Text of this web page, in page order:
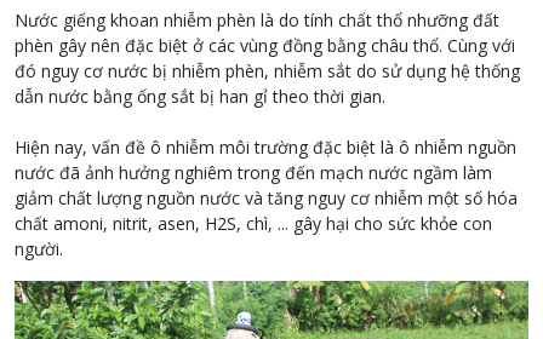
Nước giếng khoan nhiễm phèn là do tính chất thổ nhưỡng đất
phèn gây nên đặc biệt ở các vùng đồng bằng châu thổ. Cùng với
đó nguy cơ nước bị nhiễm phèn, nhiễm sắt do sử dụng hệ thống
dẫn nước bằng ống sắt bị han gỉ theo thời gian.
Hiện nay, vấn đề ô nhiễm môi trường đặc biệt là ô nhiễm nguồn
nước đã ảnh hưởng nghiêm trong đến mạch nước ngầm làm
giảm chất lượng nguồn nước và tăng nguy cơ nhiễm một số hóa
chất amoni, nitrit, asen, H2S, chì, ... gây hại cho sức khỏe con
người.